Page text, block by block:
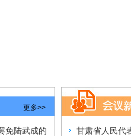
更多>>
免陆武成的
甘肃省人民代